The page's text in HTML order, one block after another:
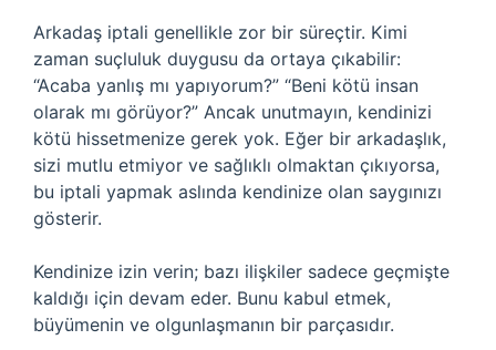
Arkadaş iptali genellikle zor bir süreçtir. Kimi
zaman suçluluk duygusu da ortaya çıkabilir:
“Acaba yanlış mı yapıyorum?” “Beni kötü insan
olarak mı görüyor?” Ancak unutmayın, kendinizi
kötü hissetmenize gerek yok. Eğer bir arkadaşlık,
sizi mutlu etmiyor ve sağlıklı olmaktan çıkıyorsa,
bu iptali yapmak aslında kendinize olan saygınızı
gösterir.
Kendinize izin verin; bazı ilişkiler sadece geçmişte
kaldığı için devam eder. Bunu kabul etmek,
büyümenin ve olgunlaşmanın bir parçasıdır.